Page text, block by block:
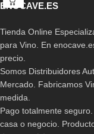
ENOCAVE.ES
Tienda Online
para Vino. En
precio.
Somos Distribuidores
Mercado. Fabricamos
medida.
Pago totalmente
casa o negocio.